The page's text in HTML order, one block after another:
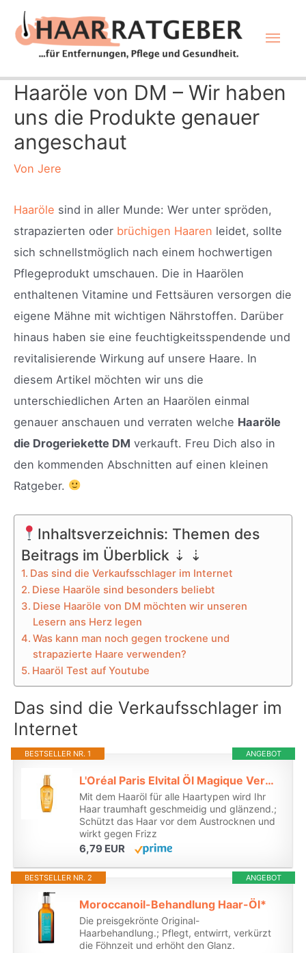
Inhalt
springen
Haaröle von DM – Wir haben
uns die Produkte genauer
angeschaut
Von Jere
Haaröle sind in aller Munde: Wer unter spröden,
strapazierten oder brüchigen Haaren leidet, sollte
sich schnellstmöglich nach einem hochwertigen
Pflegeprodukt umschauen. Die in Haarölen
enthaltenen Vitamine und Fettsäuren versorgen die
eigene Mähne mit wichtigen Nährstoffen. Darüber
hinaus haben sie eine feuchtigkeitsspendende und
revitalisierende Wirkung auf unsere Haare. In
diesem Artikel möchten wir uns die
unterschiedlichen Arten an Haarölen einmal
genauer anschauen und verraten welche Haaröle
die Drogeriekette DM verkauft. Freu Dich also in
den kommenden Abschnitten auf einen kleinen
Ratgeber.
Inhaltsverzeichnis: Themen des
Beitrags im Überblick ⇣ ⇣
Das sind die Verkaufsschlager im Internet
Diese Haaröle sind besonders beliebt
Diese Haaröle von DM möchten wir unseren
Lesern ans Herz legen
Was kann man noch gegen trockene und
strapazierte Haare verwenden?
Haaröl Test auf Youtube
Das sind die Verkaufsschlager im
Internet
ANGEBOT
BESTSELLER NR. 1
L'Oréal Paris Elvital Öl Magique Veredelndes Haaröl, für alle Haartypen, gegen Frizz und Austrocknen, mit 6 kostbaren Blütenölen, für Glanz und Geschmeidigkeit, Hitzeschutz bis 230 °C, 1 x 100ml*
Mit dem Haaröl für alle Haartypen wird Ihr
Haar traumhaft geschmeidig und glänzend.;
Schützt das Haar vor dem Austrocknen und
wirkt gegen Frizz
6,79 EUR
ANGEBOT
BESTSELLER NR. 2
Moroccanoil-Behandlung Haar-Öl*
Die preisgekrönte Original-
Haarbehandlung.; Pflegt, entwirrt, verkürzt
die Föhnzeit und erhöht den Glanz.